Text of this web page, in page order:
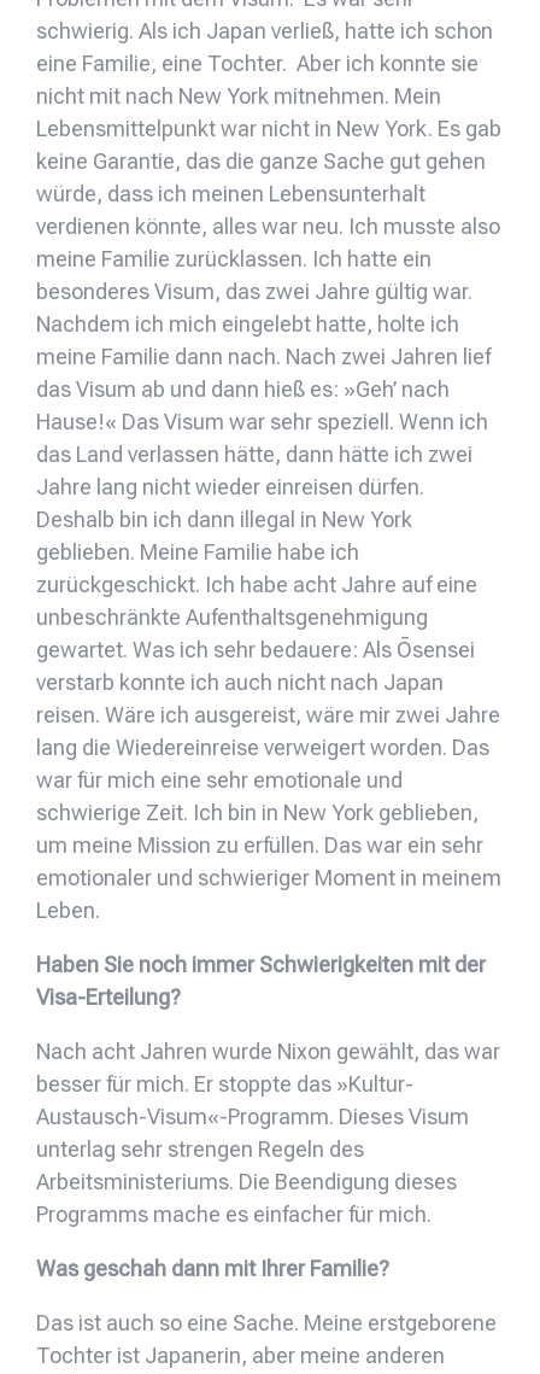
schwierig. Als ich Japan verließ, hatte ich schon
eine Familie, eine Tochter. Aber ich konnte sie
nicht mit nach New York mitnehmen. Mein
Lebensmittelpunkt war nicht in New York. Es gab
keine Garantie, das die ganze Sache gut gehen
würde, dass ich meinen Lebensunterhalt
verdienen könnte, alles war neu. Ich musste also
meine Familie zurücklassen. Ich hatte ein
besonderes Visum, das zwei Jahre gültig war.
Nachdem ich mich eingelebt hatte, holte ich
meine Familie dann nach. Nach zwei Jahren lief
das Visum ab und dann hieß es: »Geh’ nach
Hause!« Das Visum war sehr speziell. Wenn ich
das Land verlassen hätte, dann hätte ich zwei
Jahre lang nicht wieder einreisen dürfen.
Deshalb bin ich dann illegal in New York
geblieben. Meine Familie habe ich
zurückgeschickt. Ich habe acht Jahre auf eine
unbeschränkte Aufenthaltsgenehmigung
gewartet. Was ich sehr bedauere: Als Ōsensei
verstarb konnte ich auch nicht nach Japan
reisen. Wäre ich ausgereist, wäre mir zwei Jahre
lang die Wiedereinreise verweigert worden. Das
war für mich eine sehr emotionale und
schwierige Zeit. Ich bin in New York geblieben,
um meine Mission zu erfüllen. Das war ein sehr
emotionaler und schwieriger Moment in meinem
Leben.
Haben Sie noch immer Schwierigkeiten mit der
Visa-Erteilung?
Nach acht Jahren wurde Nixon gewählt, das war
besser für mich. Er stoppte das »Kultur-
Austausch-Visum«-Programm. Dieses Visum
unterlag sehr strengen Regeln des
Arbeitsministeriums. Die Beendigung dieses
Programms mache es einfacher für mich.
Was geschah dann mit Ihrer Familie?
Das ist auch so eine Sache. Meine erstgeborene
Tochter ist Japanerin, aber meine anderen